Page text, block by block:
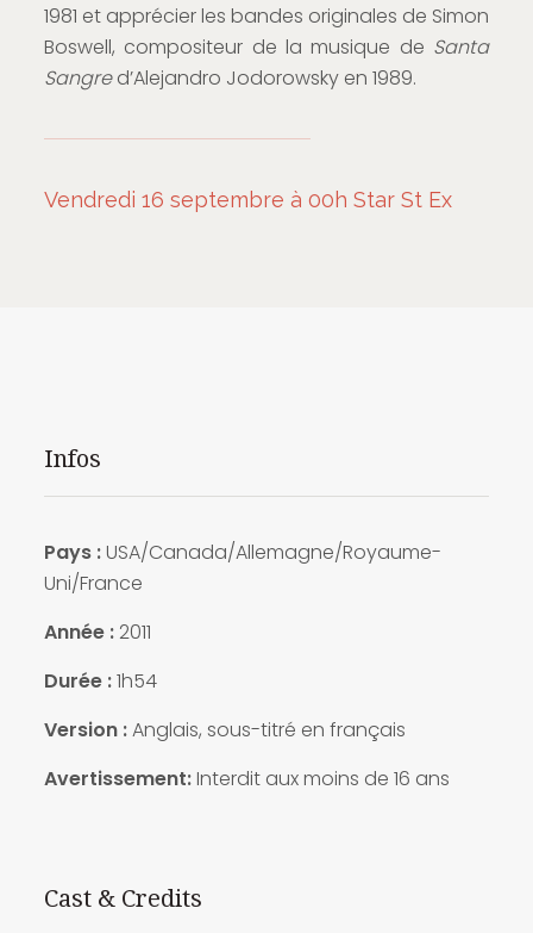
1981 et apprécier les bandes originales de Simon
Boswell, compositeur de la musique de Santa
Sangred’Alejandro Jodorowsky en 1989.
Vendredi 16 septembre à 00h Star St Ex
Infos
Pays :USA/Canada/Allemagne/Royaume-
Uni/France
Année : 2011
Durée :1h54
Version :Anglais, sous-titré en français
Avertissement:Interdit aux moins de 16 ans
Cast & Credits